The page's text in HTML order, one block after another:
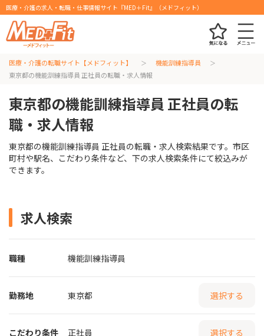
医療・介護の求人・転職・仕事情報サイト『MED＋Fit』（メドフィット）
医療・介護の転職サイト【メドフィット】
機能訓練指導員
東京都の機能訓練指導員 正社員の転職・求人情報
東京都の機能訓練指導員 正社員の転
職・求人情報
東京都の機能訓練指導員 正社員の転職・求人検索結果です。市区
町村や駅名、こだわり条件など、下の求人検索条件にて絞込みが
できます。
求人検索
職種 機能訓練指導員
勤務地 東京都 選択する
こだわり条件 正社員 選択する